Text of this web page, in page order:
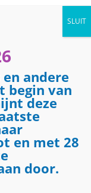
en andere
begin van
deze
en met 28
door.